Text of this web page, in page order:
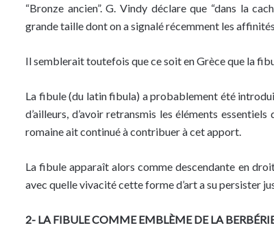
“Bronze ancien”. G. Vindy déclare que “dans la
grande taille dont on a signalé récemment les
Il semblerait toutefois que ce soit en Grèce que la
La fibule (du latin fibula) a probablement été
d’ailleurs, d’avoir retransmis les éléments
romaine ait continué à contribuer à cet apport.
La fibule apparaît alors comme descendante en
avec quelle vivacité cette forme d’art a su persister
2- LA FIBULE COMME EMBLÈME DE LA